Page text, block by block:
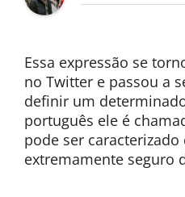
Essa expressão se
no Twitter e passou a
definir um
português ele é
pode ser
extremamente seguro